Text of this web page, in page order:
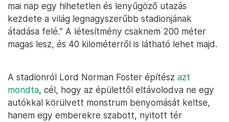
mai nap egy hihetetlen és lenyűgöző utazás
kezdete a világ legnagyszerűbb stadionjának
átadása felé.” A létesítmény csaknem 200 méter
magas lesz, és 40 kilométerről is látható lehet majd.
A stadionról Lord Norman Foster építész azt
mondta, cél, hogy az épülettől eltávolodva ne egy
autókkal körülvett monstrum benyomását keltse,
hanem egy emberekre szabott, nyitott tér